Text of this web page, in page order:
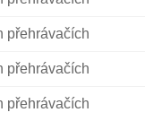
přehrávačích
přehrávačích
přehrávačích